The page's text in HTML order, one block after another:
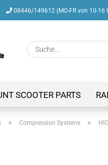
08446/149612 (MO-FR von 10-16
SCOOTER PARTS
» Compression Systeme » HIC